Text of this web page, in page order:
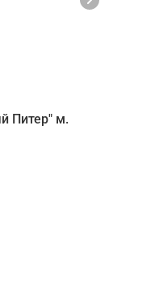
Питер" м.